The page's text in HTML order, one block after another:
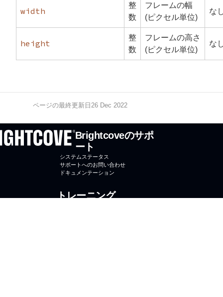
width
整
数
フレームの幅
(ピクセル単位)
な
height
整
数
フレームの高さ
(ピクセル単位)
な
ページの最終更新日26 Dec 2022
Brightcoveのサポ
ート
システムステータス
サポートへのお問い合わせ
ドキュメンテーション
トレーニング